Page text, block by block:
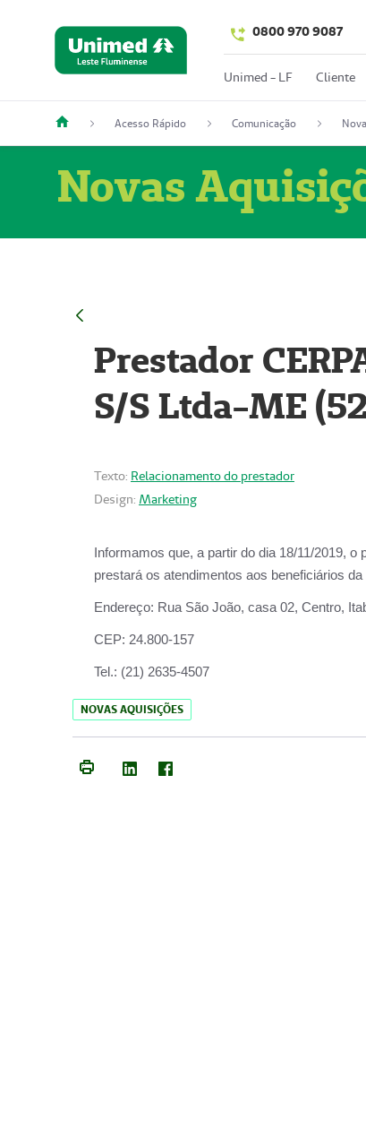
0800 970 9087
Unimed - LF Cliente
Acesso Rápido Comunicação
Novas
Prestador
S/S Ltda-ME
Texto: Relacionamento do prestador
Design: Marketing
Informamos que, a partir do dia 18/11/2019, o
prestará os atendimentos aos beneficiários da
Endereço: Rua São João, casa 02, Centro,
CEP: 24.800-157
Tel.: (21) 2635-4507
NOVAS AQUISIÇÕES